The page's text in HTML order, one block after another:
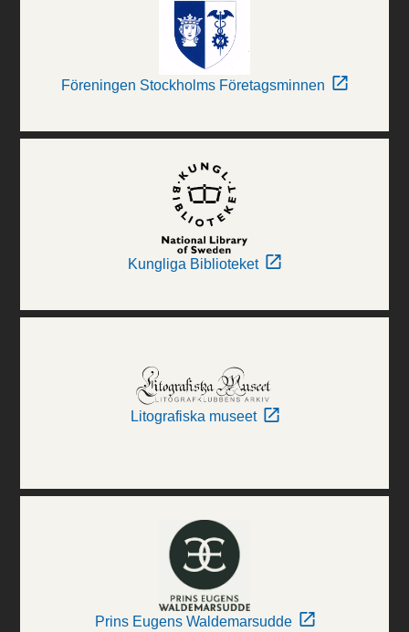
Föreningen Stockholms Företagsminnen
Kungliga Biblioteket
Litografiska museet
Prins Eugens Waldemarsudde